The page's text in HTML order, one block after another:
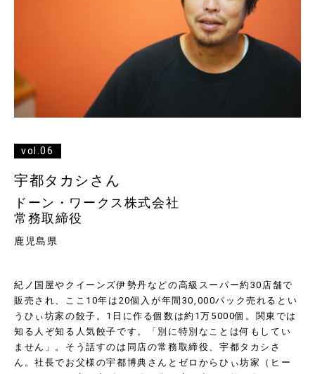
vol.06
宇都タカシさん
ドーン・ワークス株式会社
常務取締役
鹿児島県
紀ノ国屋やクイーンズ伊勢丹などの高級スーパー約30店舗で
販売され、ここ 10年は20個入が年間30,000パック売れるとい
うひぃ坊家の餃子。 1 日に作る個数は約 1万5000個。関東では
知る人ぞ知る人気餃子です。「別に特別なことは何もしてい
ません」。そう話すのは同店の常務取締役、宇都タカシさ
ん。社長でお父様の宇都博典さんとゼロからひぃ坊家（ヒー